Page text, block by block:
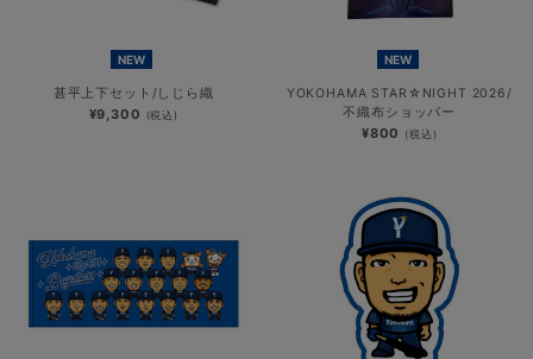
NEW
甚平上下セット/しじら織
¥9,300 (税込)
NEW
YOKOHAMA STAR☆NIGHT 2026/
不織布ショッパー
¥800 (税込)